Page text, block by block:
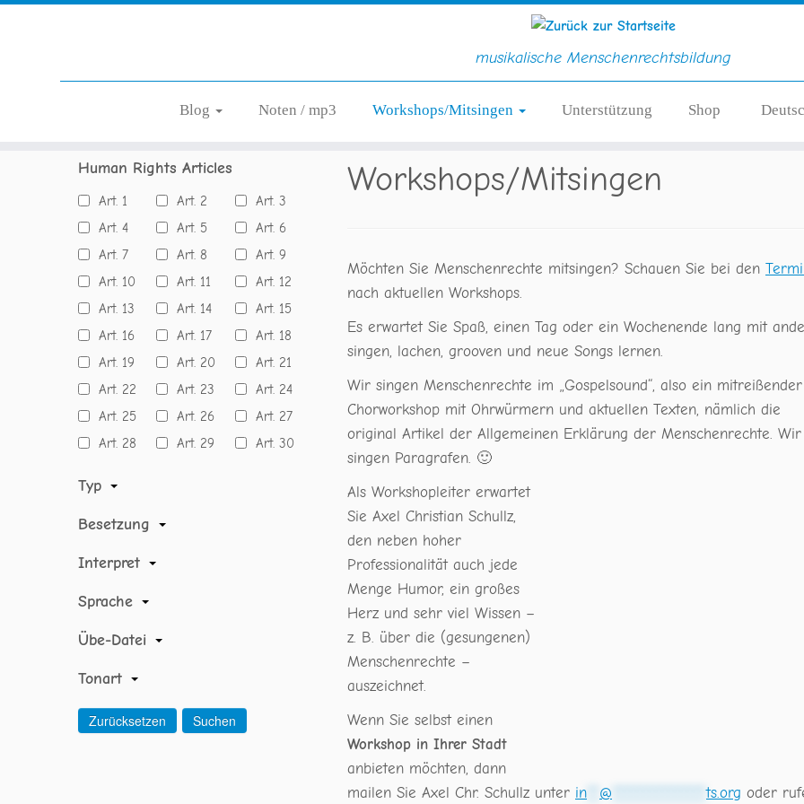
musikalische Menschenrechtsbildung
Blog Noten / mp3 Workshops/Mitsingen Unterstützung Shop
Human Rights Articles
Art. 1 Art. 2
Art. 3
Art. 4
Art. 5
Art. 6
Art. 7
Art. 8
Art. 9
Art. 10
Art. 11
Art. 12
Art. 13
Art. 14
Art. 15
Art. 16
Art. 17
Art. 18
Art. 19
Art. 20
Art. 21
Art. 22
Art. 23
Art. 24
Art. 25
Art. 26
Art. 27
Art. 28
Art. 29 Art. 30
Typ
Besetzung
Interpret
Sprache
Übe-Datei
Tonart
Workshops/Mitsingen
Möchten Sie Menschenrechte mitsingen? Schauen Sie bei den
nach aktuellen Workshops.
Es erwartet Sie Spaß, einen Tag oder ein Wochenende lang mit
singen, lachen, grooven und neue Songs lernen.
Wir singen Menschenrechte im „Gospelsound“, also ein mitreißender
Chorworkshop mit Ohrwürmern und aktuellen Texten, nämlich die
original Artikel der Allgemeinen Erklärung der Menschenrechte. Wir
singen Paragrafen. 🙂
Als Workshopleiter erwartet
Sie Axel Christian Schullz,
den neben hoher
Professionalität auch jede
Menge Humor, ein großes
Herz und sehr viel Wissen –
z. B. über die (gesungenen)
Menschenrechte –
auszeichnet.
Wenn Sie selbst einen
Workshop in Ihrer Stadt
anbieten möchten, dann
mailen Sie Axel Chr. Schullz unter in @ ***************ts.org oder